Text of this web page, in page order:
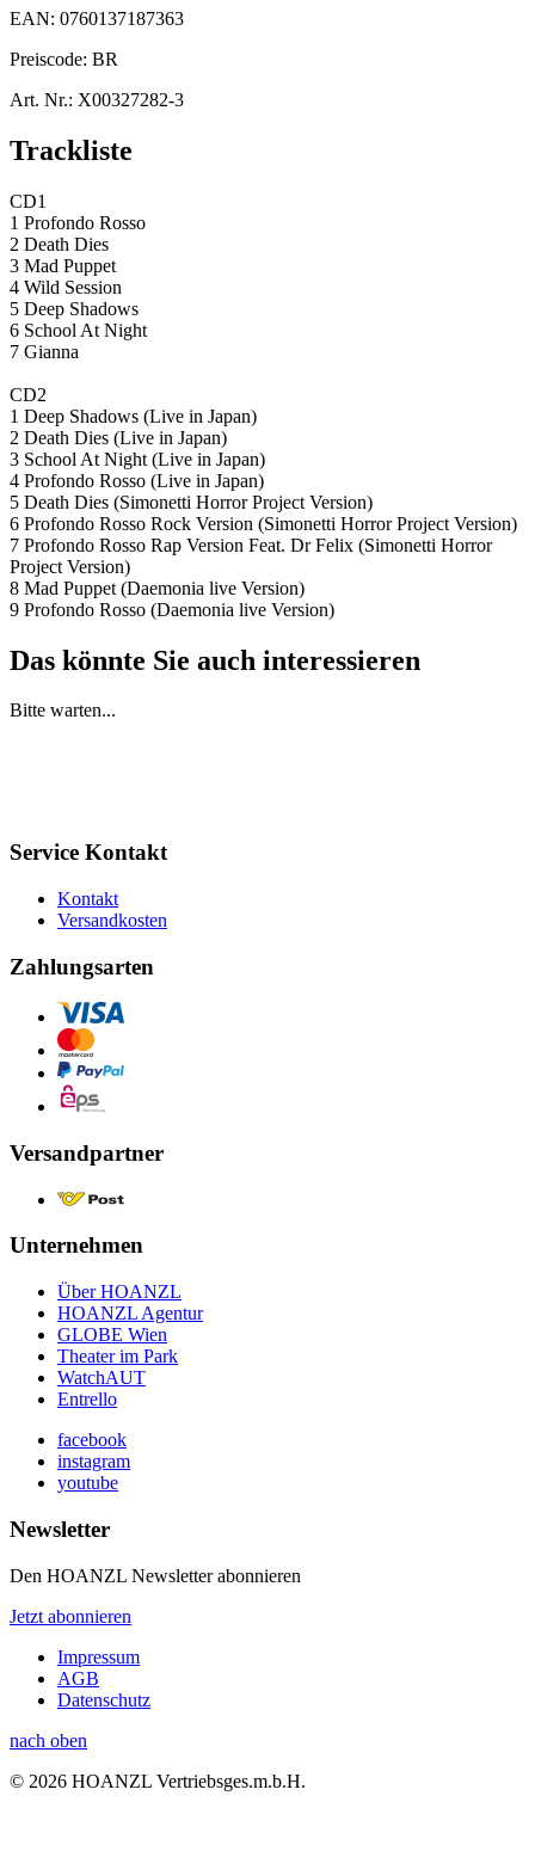
EAN: 0760137187363
Preiscode: BR
Art. Nr.: X00327282-3
Trackliste
CD1
1 Profondo Rosso
2 Death Dies
3 Mad Puppet
4 Wild Session
5 Deep Shadows
6 School At Night
7 Gianna
CD2
1 Deep Shadows (Live in Japan)
2 Death Dies (Live in Japan)
3 School At Night (Live in Japan)
4 Profondo Rosso (Live in Japan)
5 Death Dies (Simonetti Horror Project Version)
6 Profondo Rosso Rock Version (Simonetti Horror Project Version)
7 Profondo Rosso Rap Version Feat. Dr Felix (Simonetti Horror
Project Version)
8 Mad Puppet (Daemonia live Version)
9 Profondo Rosso (Daemonia live Version)
Das könnte Sie auch interessieren
Bitte warten...
Service Kontakt
Kontakt
Versandkosten
Zahlungsarten
Versandpartner
Unternehmen
Über HOANZL
HOANZL Agentur
GLOBE Wien
Theater im Park
WatchAUT
Entrello
facebook
instagram
youtube
Newsletter
Den HOANZL Newsletter abonnieren
Jetzt abonnieren
Impressum
AGB
Datenschutz
nach oben
© 2026 HOANZL Vertriebsges.m.b.H.